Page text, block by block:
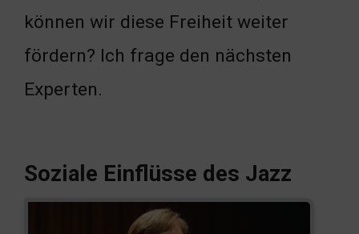
können wir diese Freiheit weiter
fördern? Ich frage den nächsten
Experten.
Soziale Einflüsse des Jazz